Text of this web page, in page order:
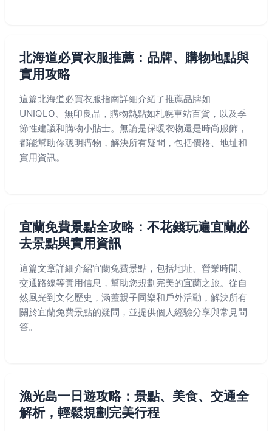
北海道必買衣服推薦：品牌、購物地點與
實用攻略
這篇北海道必買衣服指南詳細介紹了推薦品牌如
UNIQLO、無印良品，購物熱點如札幌車站百貨，以及季
節性建議和購物小貼士。無論是保暖衣物還是時尚服飾，
都能幫助你聰明購物，解決所有疑問，包括價格、地址和
實用資訊。
宜蘭免費景點全攻略：不花錢玩遍宜蘭必
去景點與實用資訊
這篇文章詳細介紹宜蘭免費景點，包括地址、營業時間、
交通路線等實用信息，幫助您規劃完美的宜蘭之旅。從自
然風光到文化歷史，涵蓋親子同樂和戶外活動，解決所有
關於宜蘭免費景點的疑問，並提供個人經驗分享與常見問
答。
漁光島一日遊攻略：景點、美食、交通全
解析，輕鬆規劃完美行程